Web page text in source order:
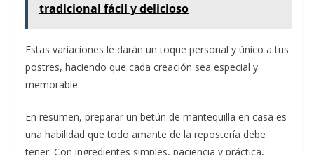
tradicional fácil y delicioso
Estas variaciones le darán un toque personal y único a tus
postres, haciendo que cada creación sea especial y
memorable.
En resumen, preparar un betún de mantequilla en casa es
una habilidad que todo amante de la repostería debe
tener. Con ingredientes simples, paciencia y práctica,